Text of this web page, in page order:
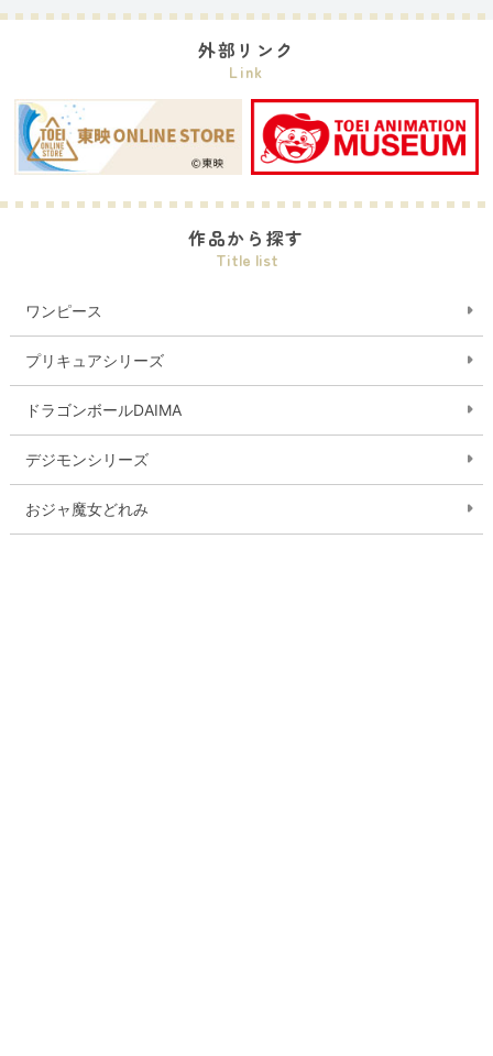
外部リンク
Link
作品から探す
Title list
ワンピース
プリキュアシリーズ
ドラゴンボールDAIMA
デジモンシリーズ
おジャ魔女どれみ